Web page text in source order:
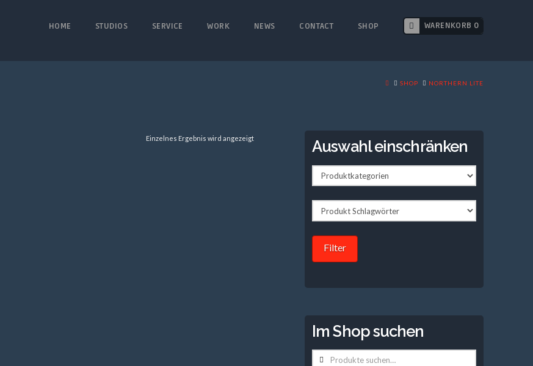
HOME STUDIOS SERVICE WORK NEWS CONTACT SHOP WARENKORB 0
HOME
SHOP NORTHERN LITE
Einzelnes Ergebnis wird angezeigt Auswahl einschränken
Filter
Im Shop suchen
Suche